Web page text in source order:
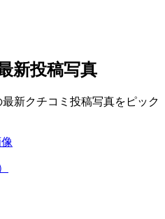
新投稿写真
新クチコミ投稿写真をピック